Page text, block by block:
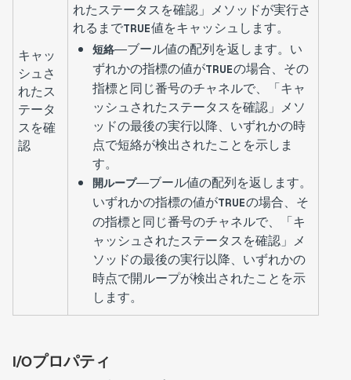
キャッ
シュさ
れたス
テータ
スを確
認
れたステータスを確認」メソッドが実行さ
れるまでTRUE値をキャッシュします。
短絡―ブール値の配列を返します。い
ずれかの指標の値がTRUEの場合、その
指標と同じ番号のチャネルで、「キャ
ッシュされたステータスを確認」メソ
ッドの最後の実行以降、いずれかの時
点で短絡が検出されたことを示しま
す。
開ループ―ブール値の配列を返します。
いずれかの指標の値がTRUEの場合、そ
の指標と同じ番号のチャネルで、「キ
ャッシュされたステータスを確認」メ
ソッドの最後の実行以降、いずれかの
時点で開ループが検出されたことを示
します。
I/Oプロパティ